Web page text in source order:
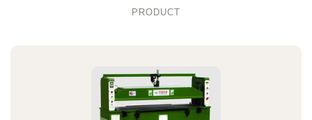
PRODUCT